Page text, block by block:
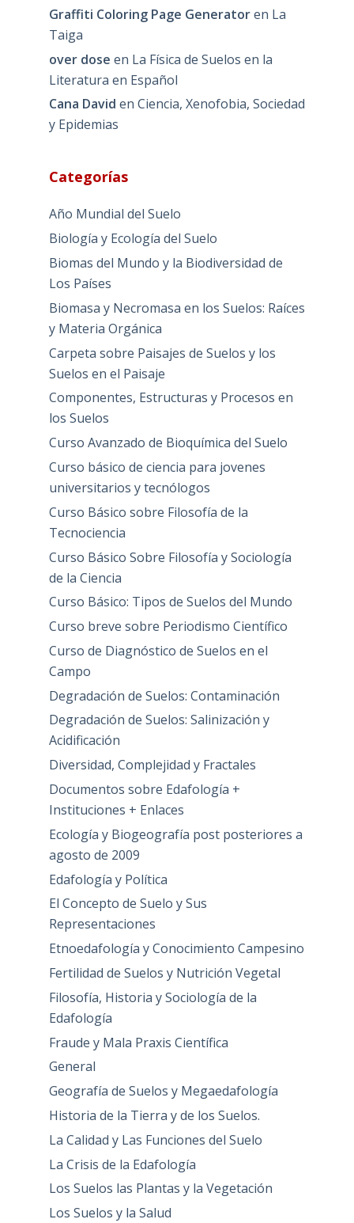
Graffiti Coloring Page Generatoren La
Taiga
over dose en La Física de Suelos en la
Literatura en Español
Cana David en Ciencia, Xenofobia, Sociedad
y Epidemias
Categorías
Año Mundial del Suelo
Biología y Ecología del Suelo
Biomas del Mundo y la Biodiversidad de
Los Países
Biomasa y Necromasa en los Suelos: Raíces
y Materia Orgánica
Carpeta sobre Paisajes de Suelos y los
Suelos en el Paisaje
Componentes, Estructuras y Procesos en
los Suelos
Curso Avanzado de Bioquímica del Suelo
Curso básico de ciencia para jovenes
universitarios y tecnólogos
Curso Básico sobre Filosofía de la
Tecnociencia
Curso Básico Sobre Filosofía y Sociología
de la Ciencia
Curso Básico: Tipos de Suelos del Mundo
Curso breve sobre Periodismo Científico
Curso de Diagnóstico de Suelos en el
Campo
Degradación de Suelos: Contaminación
Degradación de Suelos: Salinización y
Acidificación
Diversidad, Complejidad y Fractales
Documentos sobre Edafología +
Instituciones + Enlaces
Ecología y Biogeografía post posteriores a
agosto de 2009
Edafología y Política
El Concepto de Suelo y Sus
Representaciones
Etnoedafología y Conocimiento Campesino
Fertilidad de Suelos y Nutrición Vegetal
Filosofía, Historia y Sociología de la
Edafología
Fraude y Mala Praxis Científica
General
Geografía de Suelos y Megaedafología
Historia de la Tierra y de los Suelos.
La Calidad y Las Funciones del Suelo
La Crisis de la Edafología
Los Suelos las Plantas y la Vegetación
Los Suelos y la Salud